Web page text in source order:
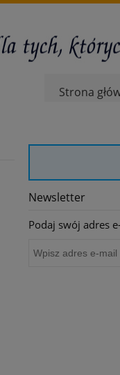
Strona
Newsletter
Podaj swój adres